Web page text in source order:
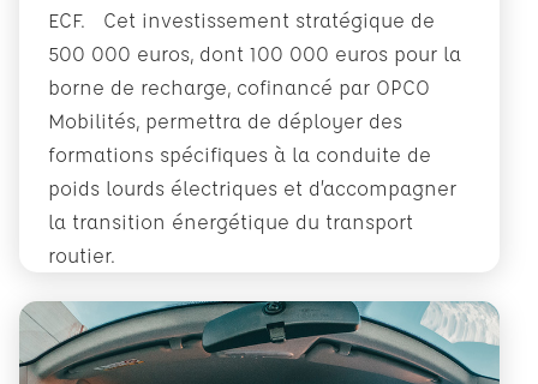
ECF. Cet investissement stratégique de
500 000 euros, dont 100 000 euros pour la
borne de recharge, cofinancé par OPCO
Mobilités, permettra de déployer des
formations spécifiques à la conduite de
poids lourds électriques et d’accompagner
la transition énergétique du transport
routier.
En savoir plus